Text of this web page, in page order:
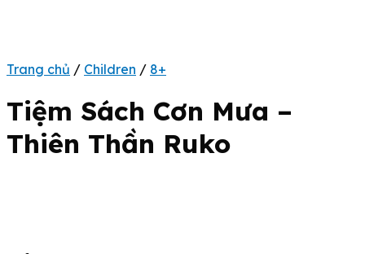
Trang chủ / Children / 8+
Tiệm Sách Cơn Mưa –
Thiên Thần Ruko